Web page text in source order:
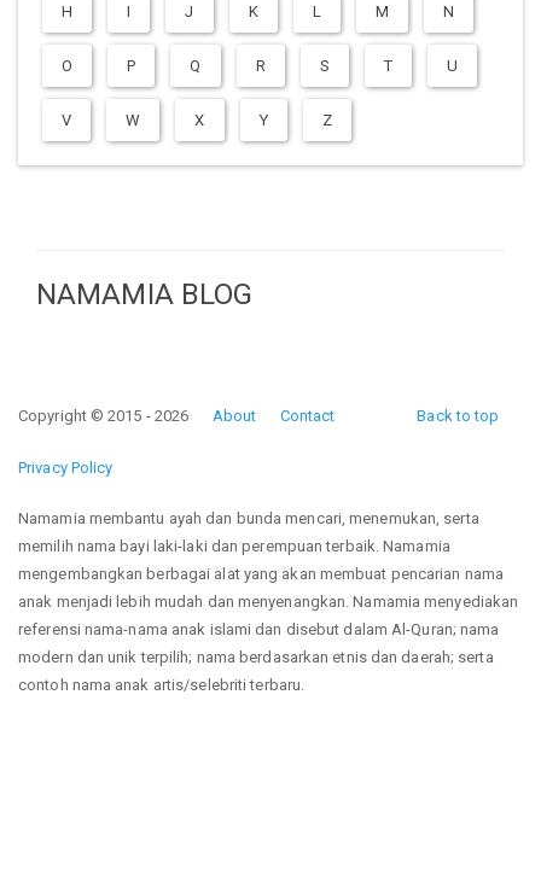
H I J K L M N
O P Q R S T U
V W X Y Z
NAMAMIA BLOG
Back to top
Copyright © 2015 - 2026 About Contact
Privacy Policy
Namamia membantu ayah dan bunda mencari, menemukan, serta
memilih nama bayi laki-laki dan perempuan terbaik. Namamia
mengembangkan berbagai alat yang akan membuat pencarian nama
anak menjadi lebih mudah dan menyenangkan. Namamia menyediakan
referensi nama-nama anak islami dan disebut dalam Al-Quran; nama
modern dan unik terpilih; nama berdasarkan etnis dan daerah; serta
contoh nama anak artis/selebriti terbaru.